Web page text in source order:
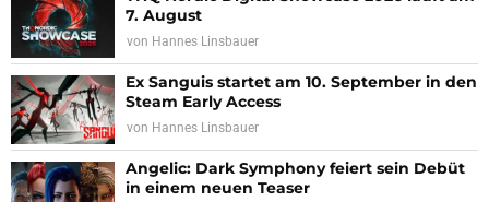
7. August
von Hannes Linsbauer
Ex Sanguis startet am 10. September in den
Steam Early Access
von Hannes Linsbauer
Angelic: Dark Symphony feiert sein Debüt
in einem neuen Teaser